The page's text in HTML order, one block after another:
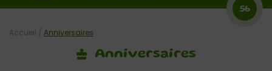
56
Anniversaires
Accueil / Anniversaires